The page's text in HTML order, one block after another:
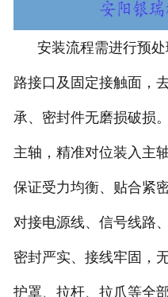
安装流程需进行预处
路接口及固定接触面，
承、密封件无磨损破损
主轴，精准对位装入主
保证受力均衡、贴合紧
对接电源线、信号线路
密封严实、接线牢固，
护罩、拉杆、拉爪等全